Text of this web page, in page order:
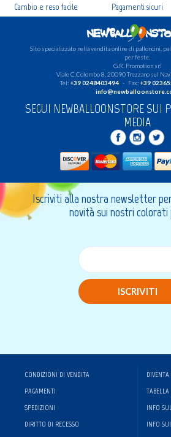
Cambio e reso facile Pagamenti sicuri
Sito specializzato nella vendita online di palloncini,
per feste.
G.R. Promotion srl
Viale C.Colombo 8, 20090 Trezzano sul
Tel:+39 0248403494- Fax:+39
SEGUI NEWBALLOONSTORE SUI
MEDIA
Iscriviti alla nostra newsletter
novità sui nostri
ISCRIVITI
CONDIZIONI DI VENDITA
PAGAMENTI
SPEDIZIONI
DIRITTO DI RECESSO
INFO
INFO